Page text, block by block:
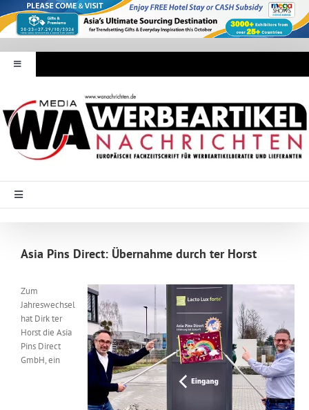
Inhalt
springen
Toggle
Navigation
Werbeartikel Nachrichten
E-Paper
WA Media
Toggle
Messen & Events
Unternehmen
Asia Pins Direct: Übernahme durch ter Horst
Zum
Jahreswechsel
hat Dirk ter
Horst die Asia
Pins Direct
GmbH, ein